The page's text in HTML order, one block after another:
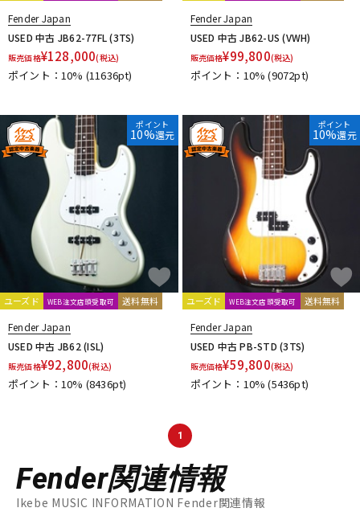
Fender Japan
USED 中古 JB62-77FL (3TS)
販売価格¥128,000(税込)
ポイント：10% (11636pt)
Fender Japan
USED 中古 JB62-US (VWH)
販売価格¥99,800(税込)
ポイント：10%(9072pt)
ポイント
10%還元
ユーズド WEB注文店頭受取可 送料無料
Fender Japan
USED 中古 JB62 (ISL)
販売価格¥92,800(税込)
ポイント：10% (8436pt)
ポイント
10%還元
ユーズド WEB注文店頭受取可 送料無料
Fender Japan
USED 中古 PB-STD (3TS)
販売価格¥59,800(税込)
ポイント：10%(5436pt)
1
Fender関連情報
Ikebe MUSIC INFORMATION Fender関連情報